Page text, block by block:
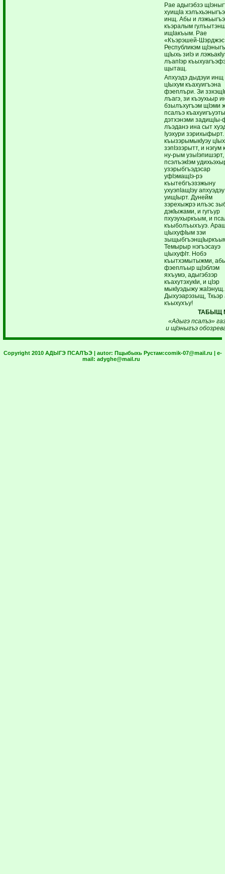
Рае адыгэбзэ
хуищIа
инщ. Абы и
къэралым
ищIакъым. Рае
«Къэрэшей-Шэрджэс
Республикэм
щIыхь зиIэ и
лъапIэр
щытащ.
Апхуэдэ дыдэуи
цIыхум къахуигъэна
фэеплъри. Зи
лъагэ, зи къэухьыр
бзылъхугъэм щIэми
псалъэ
дэтхэнэми задищIы-
лъэданэ ина сыт
Iуэхури
къызэрымыкIуэу
зэпIэзэрытт, и нэгум
ну-рым
псэлъэкIэм
узэрыбгъэдэсар
уфIэмащIэ-рэ
къытебгъэзэжыну
ухуэпIащIэу апхуэдэу
уищIырт. Дунейм
зэрехыжрэ илъэс
дэкIыжами, и гугъур
пхуэухыркъым, и
къыболъыхъуэ.
цIыхуфIым зэи
Темырыр нэгъэсауэ
цIыхуфIт. Нобэ
къытхэмытыжми,
фэеплъыр щIэблэм
яхъумэ, адыгэбзэр
къахутэхукIи, и цIэр
мыкIуэдыжу жаIэнущ.
Дыхуэарэзыщ, Тхьэр
къыхухъу!
ТАБЫЩ
«Адыгэ псалъэ»
и щIэныгъэ
Copyright 2010 АДЫГЭ ПСАЛЪЭ | autor: Пщыбыхь Рустам:comik-07@mail.ru | e-
mail: adyghe@mail.ru